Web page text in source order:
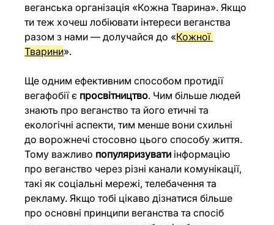
веганська організація «Кожна Тварина». Якщо
ти теж хочеш лобіювати інтереси веганства
разом з нами — долучайся до «Кожної
Тварини».
Ще одним ефективним способом протидії
вегафобії є просвітництво. Чим більше людей
знають про веганство та його етичні та
екологічні аспекти, тим менше вони схильні
до ворожнечі стосовно цього способу життя.
Тому важливо популяризувати інформацію
про веганство через різні канали комунікації,
такі як соціальні мережі, телебачення та
рекламу. Якщо тобі цікаво дізнатися більше
про основні принципи веганства та спосіб